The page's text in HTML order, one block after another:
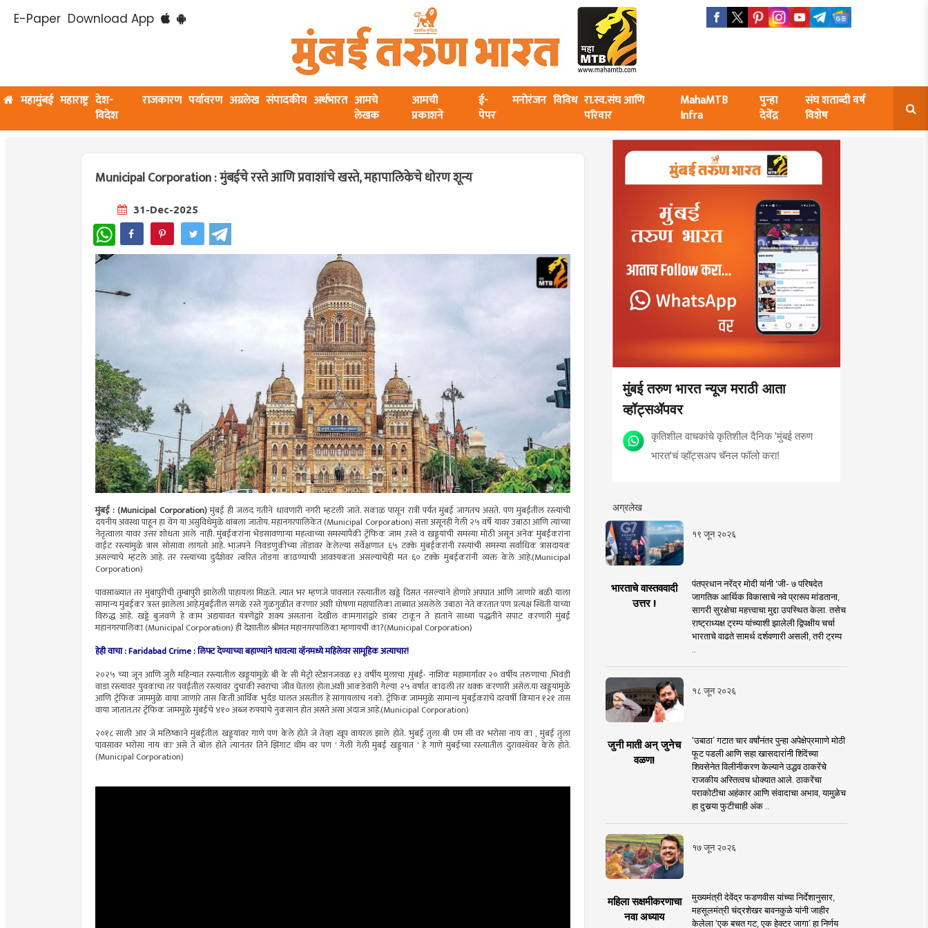
E-Paper Download App
महामुंबई महाराष्ट्र देश-
विदेश
राजकारण पर्यावरण अग्रलेख संपादकीय अर्थभारत आमचे
लेखक
आमची
प्रकाशने
ई-
पेपर
मनोरंजन विविध रा.स्व.संघ आणि
परिवार
MahaMTB
Infra
पुन्हा
देवेंद्र
संघ शताब्दी वर्ष
विशेष
Municipal Corporation : मुंबईचे रस्ते आणि प्रवाशांचे खस्ते, महापालिकेचे धोरण शून्य
31-Dec-2025
WhatsApp
मुंबई : (Municipal Corporation)मुंबई ही जलद गतीने धावणारी नगरी म्हटली जाते. सकाळ पासून रात्री पर्यंत मुंबई जागतच असते. पण मुंबईतील रस्त्यांची
दयनीय अवस्था पाहून हा वेग या असुविधेमुळे थांबला जातोय. महानगरपालिकेत (Municipal Corporation) सत्ता असूनही गेली २५ वर्षे यावर उबाठा आणि त्यांच्या
नेतृत्वाला यावर उत्तर शोधता आले नाही. मुंबईकरांना भेडसावणाऱ्या महत्वाच्या समस्यांपैकी ट्रॅफिक जाम ,रस्ते व खड्ड्यांची समस्या मोठी असून अनेक मुंबईकरांना
वाईट रस्त्यांमुळे त्रास सोसावा लागतो आहे. भाजपने निवडणुकीच्या तोंडावर केलेल्या सर्वेक्षणात ६५ टक्के मुंबईकरांनी रस्त्यांची समस्या सर्वाधिक त्रासदायक
असल्याचे म्हटले आहे. तर रस्त्यांच्या दुर्दशेवर त्वरित तोडगा काढण्याची आवश्यकता असल्याचेही मत ६० टक्के मुंबईकरांनी व्यक्त केले आहे.(Municipal
Corporation)
पावसाळ्यात तर मुंबापुरीची तुम्बापुरी झालेली पाहायला मिळते. त्यात भर म्हणजे पावसात रस्त्यातील खड्डे दिसत नसल्याने होणारे अपघात आणि जाणारे बळी याला
सामान्य मुंबईकर त्रस्त झालेला आहे.मुंबईतील सगळे रस्ते गुळगुळीत करणार अशी घोषणा महापालिका ताब्यात असलेले उबाठा नेते करतात पण प्रत्यक्ष स्थिती याच्या
विरुद्ध आहे. खड्डे बुजवणे हे काम अद्ययावत यंत्रणेद्वारे शक्य असताना देखील कामगारांद्वारे डांबर टाकून ते हाताने साध्या पद्धतीने सपाट करणारी मुंबई
महानगरपालिका (Municipal Corporation) ही देशातील श्रीमंत महानगरपालिका म्हणायची का?(Municipal Corporation)
हेही वाचा :Faridabad Crime : लिफ्ट देण्याच्या बहाण्याने धावत्या व्हॅनमध्ये महिलेवर सामूहिक अत्याचार!
२०२५ च्या जून आणि जुलै महिन्यात रस्त्यातील खड्ड्यांमुळे बी के सी मेट्रो स्टेशनजवळ १३ वर्षीय मुलाचा ,मुंबई- नाशिक महामार्गावर २० वर्षीय तरुणाचा ,भिवंडी
वाडा रस्त्यावर युवकाचा तर पवईतील रस्त्यावर दुचाकी स्वराचा जीव घेतला होता.अशी आकडेवारी गेल्या २५ वर्षात काढली तर थक्क करणारी असेल.या खड्ड्यांमुळे
आणि ट्रॅफिक जाममुळे वाया जाणारे तास किती आर्थिक भुर्दंड घालत असतील हे सांगायलाच नको. ट्रॅफिक जाममुळे सामान्य मुंबईकरांचे दरवर्षी किमान १२१ तास
वाया जातात.तर ट्रॅफिक जाममुळे मुंबईचे ४१० अब्ज रुपयांचे नुकसान होत असते असा अंदाज आहे.(Municipal Corporation)
२०१८ साली आर जे मलिष्काने मुंबईतील खड्ड्यांवर गाणे पण केले होते जे तेव्हा खूप वायरल झाले होते. 'मुंबई तुला बी एम सी वर भरोसा नाय का , मुंबई तुला
पावसावर भरोसा नाय का' असे ते बोल होते त्यानंतर तिने झिंगाट थीम वर पण ' गेली गेली मुंबई खड्ड्यात ' हे गाणे मुंबईच्या रस्त्यातील दुरावस्थेवर केले होते.
(Municipal Corporation)
मुंबई तरुण भारत न्यूज मराठी आता
व्हॉट्सॲपवर
कृतिशील वाचकांचे कृतिशील दैनिक 'मुंबई तरुण
भारत'चं व्हॉट्सअप चॅनल फॉलो करा!
अग्रलेख
१९ जून २०२६
भारताचे वास्तववादी
उत्तर !
पंतप्रधान नरेंद्र मोदी यांनी 'जी- ७ परिषदेत
जागतिक आर्थिक विकासाचे नवे प्रारूप मांडताना,
सागरी सुरक्षेचा महत्त्वाचा मुद्दा उपस्थित केला. तसेच
राष्ट्राध्यक्ष ट्रम्प यांच्याशी झालेली द्विपक्षीय चर्चा
भारताचे वाढते सामर्थ दर्शवणारी असली, तरी ट्रम्प
१८ जून २०२६
जुनी माती अन् जुनेच
वळण!
‘उबाठा’ गटात चार वर्षांनंतर पुन्हा अपेक्षेप्रमााणे मोठी
फूट पडली आणि सहा खासदारांनी शिंदेंच्या
शिवसेनेत विलीनीकरण केल्याने उद्धव ठाकरेंचे
राजकीय अस्तित्वच धोक्यात आले. ठाकरेंचा
पराकोटीचा अहंकार आणि संवादाचा अभाव, यामुळेच
हा दुसर्‍या फुटीचाही अंक ..
१७ जून २०२६
महिला सक्षमीकरणाचा
नवा अध्याय
मुख्यमंत्री देवेंद्र फडणवीस यांच्या निर्देशानुसार,
महसूलमंत्री चंद्रशेखर बावनकुळे यांनी जाहीर
केलेला ‘एक बचत गट, एक हेक्टर जागा’ हा निर्णय